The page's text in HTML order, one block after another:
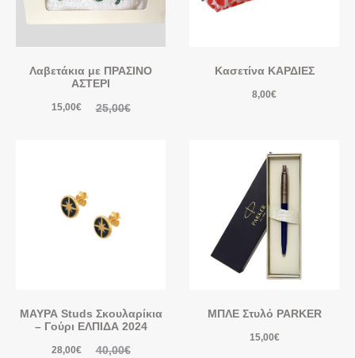
Λαβετάκια με ΠΡΑΣΙΝΟ
ΑΣΤΕΡΙ
25,00€
15,00€
Κασετίνα ΚΑΡΔΙΕΣ
8,00€
ΜΑΥΡΑ Studs Σκουλαρίκια
– Γούρι ΕΛΠΙΔΑ 2024
40,00€
28,00€
ΜΠΛΕ Στυλό PARKER
15,00€